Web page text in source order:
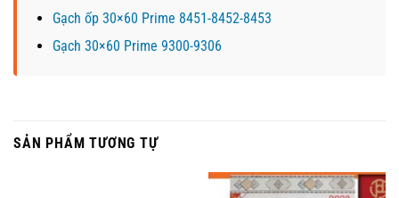
Gạch ốp 30×60 Prime 8451-8452-8453
Gạch 30×60 Prime 9300-9306
SẢN PHẨM TƯƠNG TỰ